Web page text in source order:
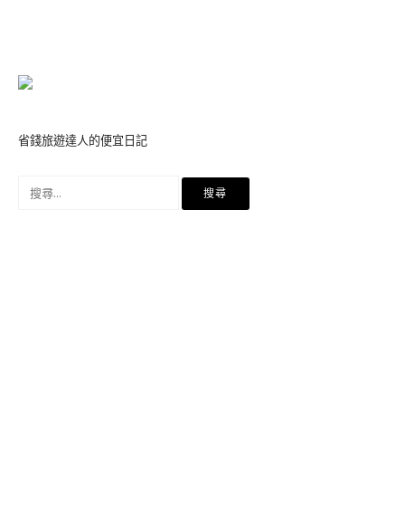
省錢旅遊達人的便宜日記